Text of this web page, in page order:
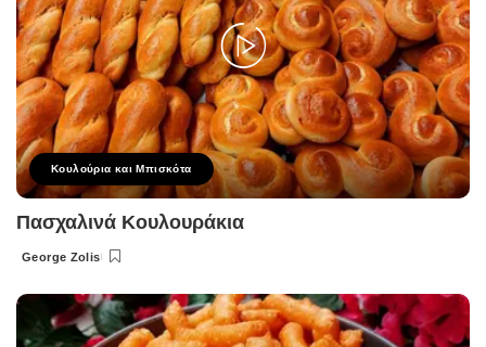
Κουλούρια και Μπισκότα
Πασχαλινά Κουλουράκια
Posted
George Zolis